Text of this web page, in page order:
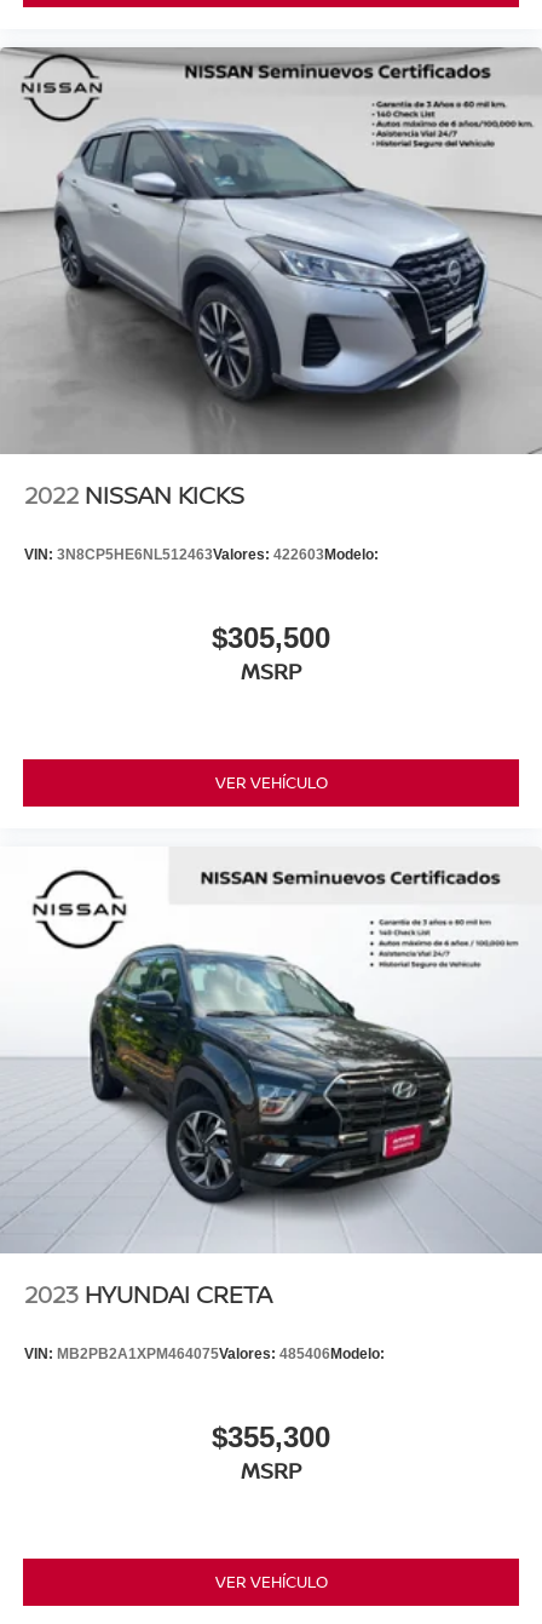
2022 NISSAN KICKS
VIN: 3N8CP5HE6NL512463Valores: 422603Modelo:
$305,500
MSRP
VER VEHÍCULO
2023 HYUNDAI CRETA
VIN: MB2PB2A1XPM464075Valores: 485406Modelo:
$355,300
MSRP
VER VEHÍCULO